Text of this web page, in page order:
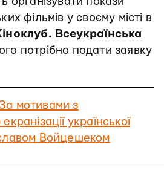
фільмів у своєму місті в
Всеукраїнська
потрібно подати заявку
мотивами з
української
Войцешеком